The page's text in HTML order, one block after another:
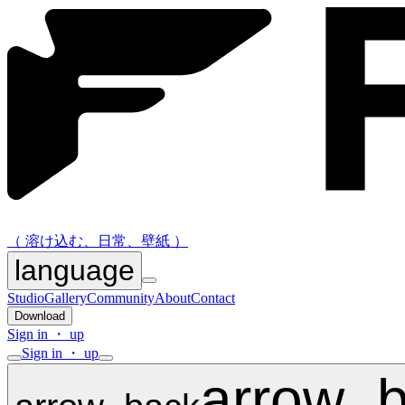
（ 溶け込む、日常、壁紙 ）
language
StudioGalleryCommunityAboutContact
Download
Sign in ・ up
Sign in ・ up